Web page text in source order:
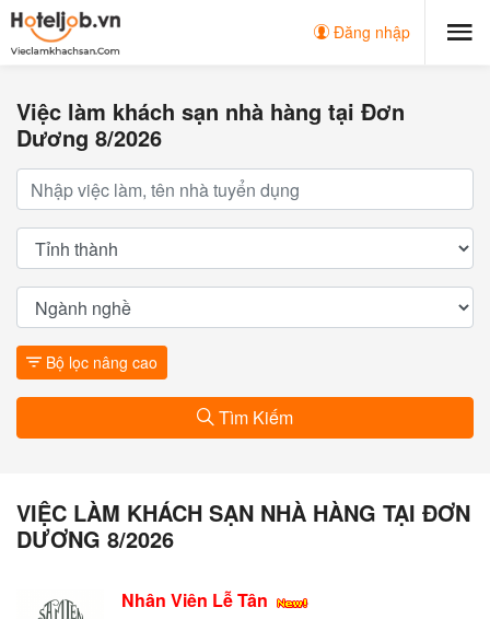
Đăng nhập
Việc làm khách sạn nhà hàng tại Đơn
Dương 8/2026
Bộ lọc nâng cao
Tìm Kiếm
VIỆC LÀM KHÁCH SẠN NHÀ HÀNG TẠI ĐƠN
DƯƠNG 8/2026
Nhân Viên Lễ Tân